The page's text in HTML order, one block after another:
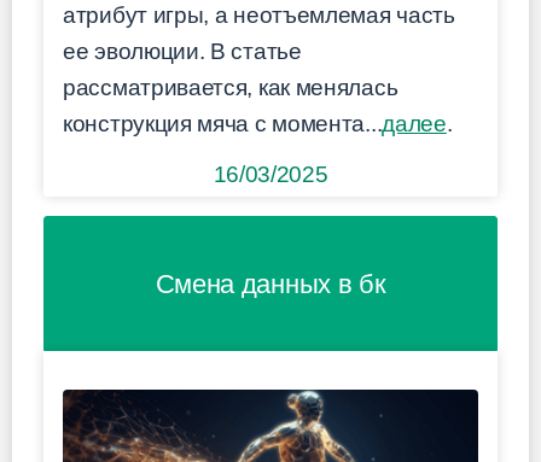
атрибут игры, а неотъемлемая часть
ее эволюции. В статье
рассматривается, как менялась
конструкция мяча с момента...далее.
16/03/2025
Смена данных в бк